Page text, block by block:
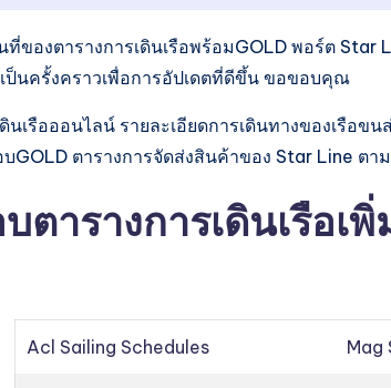
ที่ของตารางการเดินเรือพร้อมGOLD พอร์ต
ป็นครั้งคราวเพื่อการอัปเดตที่ดีขึ้น ขอขอบคุณ
นเรือออนไลน์ รายละเอียดการเดินทางของเรือข
GOLD ตารางการจัดส่งสินค้าของ Star Line ตาม
ตารางการเดินเรือเพิ่
Acl Sailing Schedules Mag